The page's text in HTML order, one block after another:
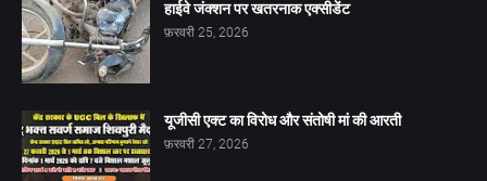
हाईवे जंक्शन पर खतरनाक एक्सीडेंट
फ़रवरी 25, 2026
यूजीसी एक्ट का विरोध और संतोषी मां की आरती
फ़रवरी 27, 2026